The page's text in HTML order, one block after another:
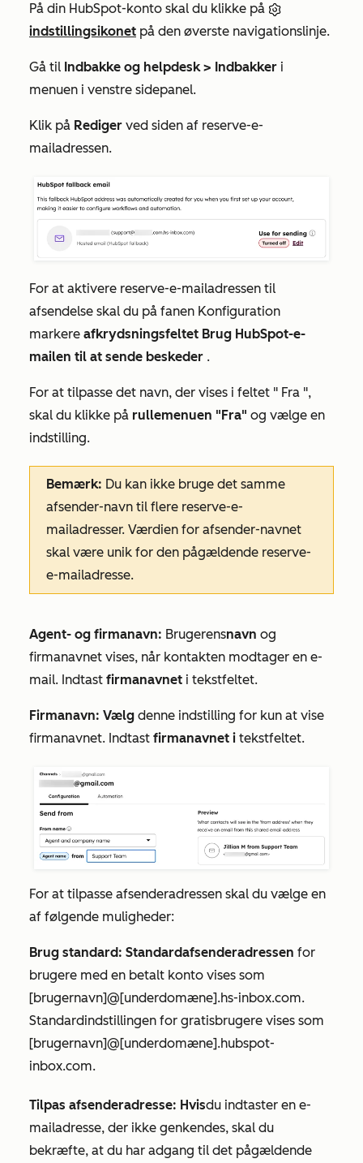
På din HubSpot-konto skal du klikke på
indstillingsikonet på den øverste navigationslinje.
Gå til Indbakke og helpdesk > Indbakker i
menuen i venstre sidepanel.
Klik på Rediger ved siden af reserve-e-
mailadressen.
For at aktivere reserve-e-mailadressen til
afsendelse skal du på fanen Konfiguration
markere afkrydsningsfeltet Brug HubSpot-e-
mailen til at sende beskeder .
For at tilpasse det navn, der vises i feltet " Fra ",
skal du klikke på rullemenuen "Fra" og vælge en
indstilling.
Bemærk: Du kan ikke bruge det samme
afsender-navn til flere reserve-e-
mailadresser. Værdien for afsender-navnet
skal være unik for den pågældende reserve-
e-mailadresse.
Agent- og firmanavn: Brugerensnavn og
firmanavnet vises, når kontakten modtager en e-
mail. Indtast firmanavnet i tekstfeltet.
Firmanavn: Vælg denne indstilling for kun at vise
firmanavnet. Indtast firmanavnet i tekstfeltet.
For at tilpasse afsenderadressen skal du vælge en
af følgende muligheder:
Brug standard: Standardafsenderadressen for
brugere med en betalt konto vises som
[brugernavn]@[underdomæne].hs-inbox.com.
Standardindstillingen for gratisbrugere vises som
[brugernavn]@[underdomæne].hubspot-
inbox.com.
Tilpas afsenderadresse: Hvisdu indtaster en e-
mailadresse, der ikke genkendes, skal du
bekræfte, at du har adgang til det pågældende